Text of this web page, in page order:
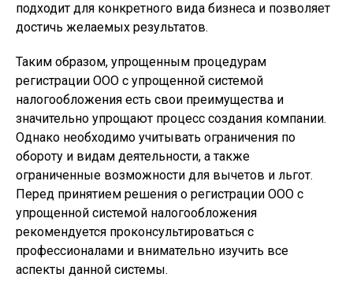
подходит для конкретного вида бизнеса и позволяет
достичь желаемых результатов.
Таким образом, упрощенным процедурам
регистрации ООО с упрощенной системой
налогообложения есть свои преимущества и
значительно упрощают процесс создания компании.
Однако необходимо учитывать ограничения по
обороту и видам деятельности, а также
ограниченные возможности для вычетов и льгот.
Перед принятием решения о регистрации ООО с
упрощенной системой налогообложения
рекомендуется проконсультироваться с
профессионалами и внимательно изучить все
аспекты данной системы.